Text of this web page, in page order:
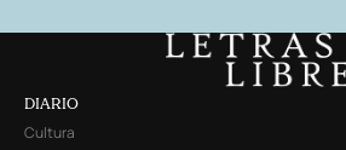
DIARIO
Cultura